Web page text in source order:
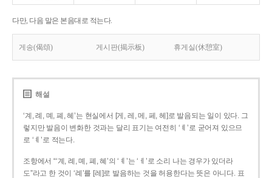
다만, 다음 말은 본음대로 적는다.
게송(偈頌) 게시판(揭示板) 휴게실(休憩室)
해설
‘계, 례, 몌, 폐, 혜’는 현실에서 [게, 레, 메, 페, 헤]로 발음되는 일이 있다. 그
렇지만 발음이 변화한 것과는 달리 표기는 여전히 ‘ㅖ’로 굳어져 있으므
로 ‘ㅖ’로 적는다.
조항에서 “‘계, 례, 몌, 폐, 혜’의 ‘ㅖ’는 ‘ㅔ’로 소리 나는 경우가 있더라
도”라고 한 것이 ‘례’를 [레]로 발음하는 것을 허용한다는 뜻은 아니다. 표